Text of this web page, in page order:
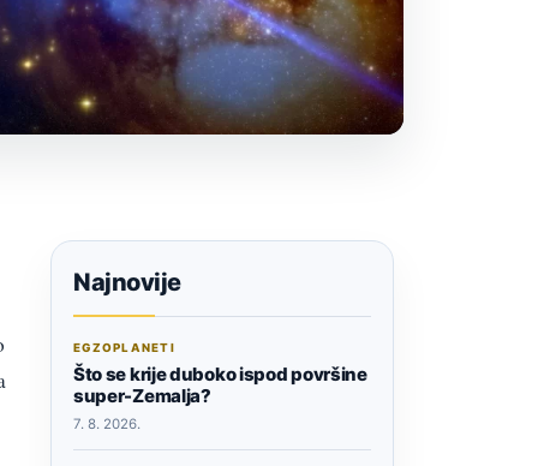
Najnovije
EGZOPLANETI
Što se krije duboko ispod površine
super-Zemalja?
7. 8. 2026.